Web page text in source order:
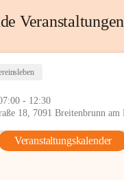
Veranstaltungen
- 12:30
Veranstaltungskalender